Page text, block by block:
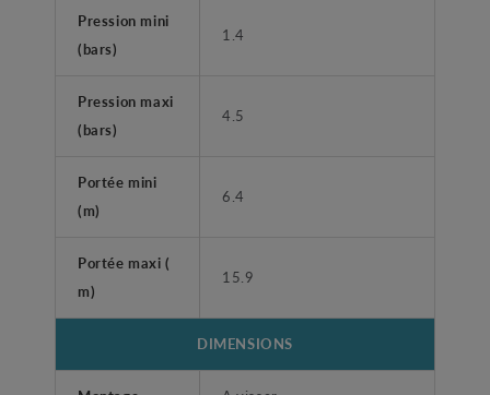
Pression mini
(bars)
1.4
Pression maxi
(bars)
4.5
Portée mini
(m)
6.4
Portée maxi (
m)
15.9
DIMENSIONS